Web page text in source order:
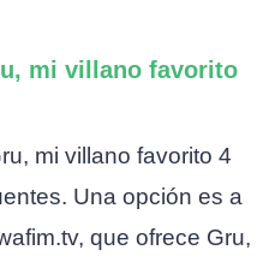
mi villano favorito
mi villano favorito 4
Una opción es a
que ofrece Gru,